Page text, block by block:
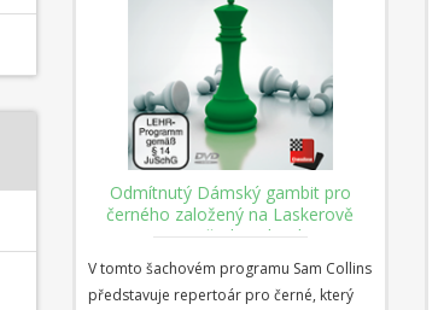
Odmítnutý Dámský gambit pro
černého založený na Laskerově
variantě (download)
V tomto šachovém programu Sam Collins
představuje repertoár pro černé, který